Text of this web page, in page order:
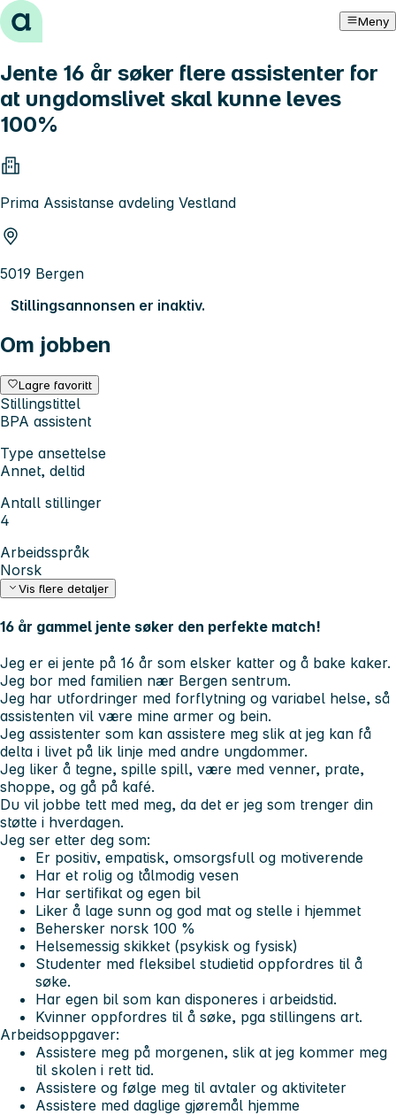
Hopp til innhold Meny
Jente 16 år søker flere assistenter for
at ungdomslivet skal kunne leves
100%
Prima Assistanse avdeling Vestland
5019 Bergen
Stillingsannonsen er inaktiv.
Om jobben
Lagre favoritt
Stillingstittel
BPA assistent
Type ansettelse
Annet, deltid
Antall stillinger
4
Arbeidsspråk
Norsk
Vis flere detaljer
16 år gammel jente søker den perfekte match!
Jeg er ei jente på 16 år som elsker katter og å bake kaker.
Jeg bor med familien nær Bergen sentrum.
Jeg har utfordringer med forflytning og variabel helse, så
assistenten vil være mine armer og bein.
Jeg assistenter som kan assistere meg slik at jeg kan få
delta i livet på lik linje med andre ungdommer.
Jeg liker å tegne, spille spill, være med venner, prate,
shoppe, og gå på kafé.
Du vil jobbe tett med meg, da det er jeg som trenger din
støtte i hverdagen.
Jeg ser etter deg som:
Er positiv, empatisk, omsorgsfull og motiverende
Har et rolig og tålmodig vesen
Har sertifikat og egen bil
Liker å lage sunn og god mat og stelle i hjemmet
Behersker norsk 100 %
Helsemessig skikket (psykisk og fysisk)
Studenter med fleksibel studietid oppfordres til å
søke.
Har egen bil som kan disponeres i arbeidstid.
Kvinner oppfordres til å søke, pga stillingens art.
Arbeidsoppgaver:
Assistere meg på morgenen, slik at jeg kommer meg
til skolen i rett tid.
Assistere og følge meg til avtaler og aktiviteter
Assistere med daglige gjøremål hjemme